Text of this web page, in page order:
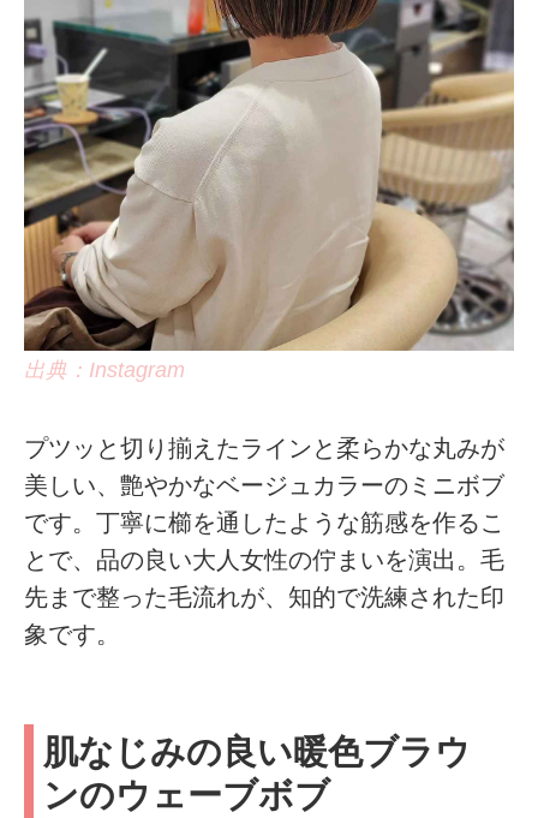
出典：Instagram
プツッと切り揃えたラインと柔らかな丸みが
美しい、艶やかなベージュカラーのミニボブ
です。丁寧に櫛を通したような筋感を作るこ
とで、品の良い大人女性の佇まいを演出。毛
先まで整った毛流れが、知的で洗練された印
象です。
肌なじみの良い暖色ブラウ
ンのウェーブボブ